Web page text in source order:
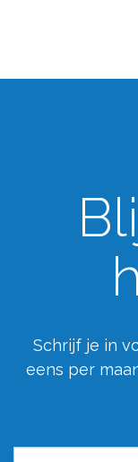
Schrijf je in
eens per